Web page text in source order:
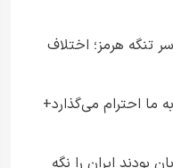
تنگه هرمز؛ اختلاف
ما احترام می‌گذارد+
بودند ایران را نگه